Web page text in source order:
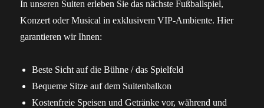
In unseren Suiten erleben Sie das nächste Fußballspiel,
Konzert oder Musical in exklusivem VIP-Ambiente. Hier
garantieren wir Ihnen:
Beste Sicht auf die Bühne / das Spielfeld
Bequeme Sitze auf dem Suitenbalkon
Kostenfreie Speisen und Getränke vor, während und